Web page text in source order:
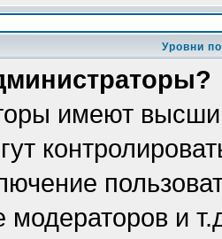
Уровни
имеют
модераторов и